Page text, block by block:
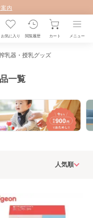
内
お気に入り 閲覧履歴 カート メニュー
乳器・授乳グッズ
一覧